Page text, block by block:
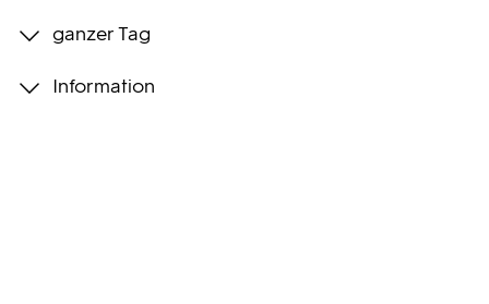
ganzer Tag
Information